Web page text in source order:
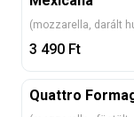
(mozzarella, darált
3 490 Ft
Quattro